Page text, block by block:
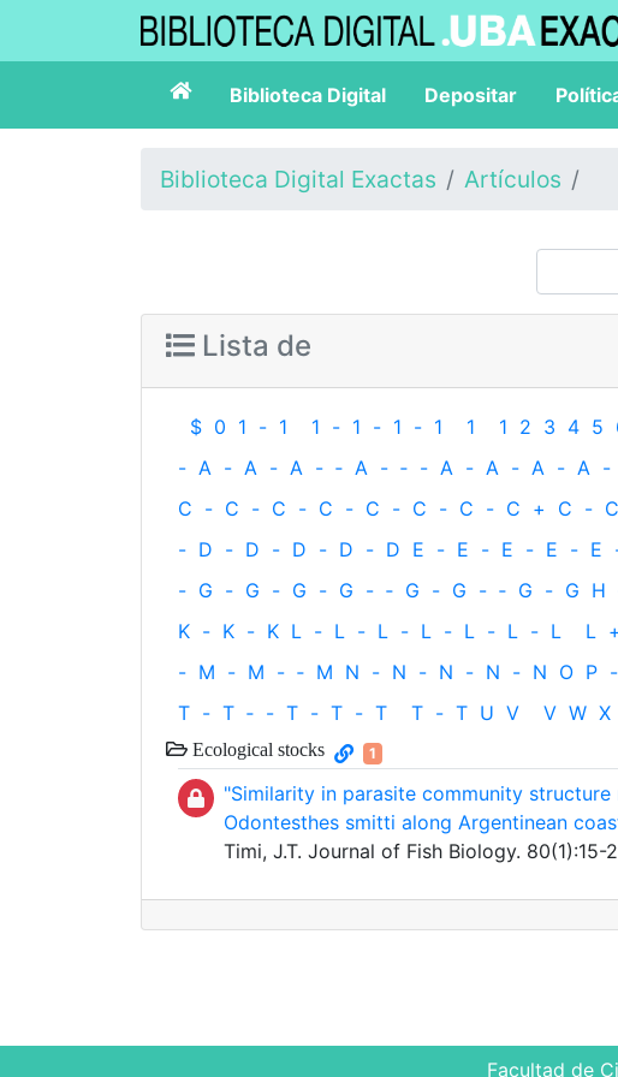
Biblioteca Digital Depositar
Biblioteca Digital Exactas Artículos
Lista de
$ 0 1 - 1 1 - 1 - 1 - 1 1 1 2 3 4 5
- A - A - A - ‐ A - ‐ - A - A - A - A -
C - C - C - C - C - C - C - C + C - C
- D - D - D - D - D E - E - E - E - E
- G - G - G - G - ‐ G - G - ‐ G - G H
K - K - K L - L - L - L - L - L - L L +
- M - M - ‐ M N - N - N - N - N O P -
T - T ‐ - T - T - T T - T U V V W X
Ecological stocks 1
"Similarity in parasite community
Odontesthes smitti along Argentinean
Timi, J.T. Journal of Fish Biology. 80(1):15-
Facultad de